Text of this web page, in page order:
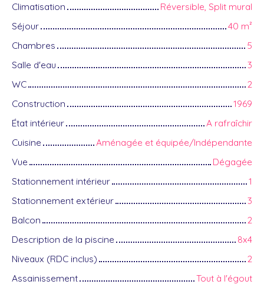
Climatisation
Réversible, Split mural
Séjour
40 m²
Chambres
5
Salle d'eau
3
WC
2
Construction
1969
État intérieur
A rafraîchir
Cuisine
Aménagée et équipée/Indépendante
Vue
Dégagée
Stationnement intérieur
1
Stationnement extérieur
3
Balcon
2
Description de la piscine
8x4
Niveaux (RDC inclus)
2
Assainissement
Tout à l'égout